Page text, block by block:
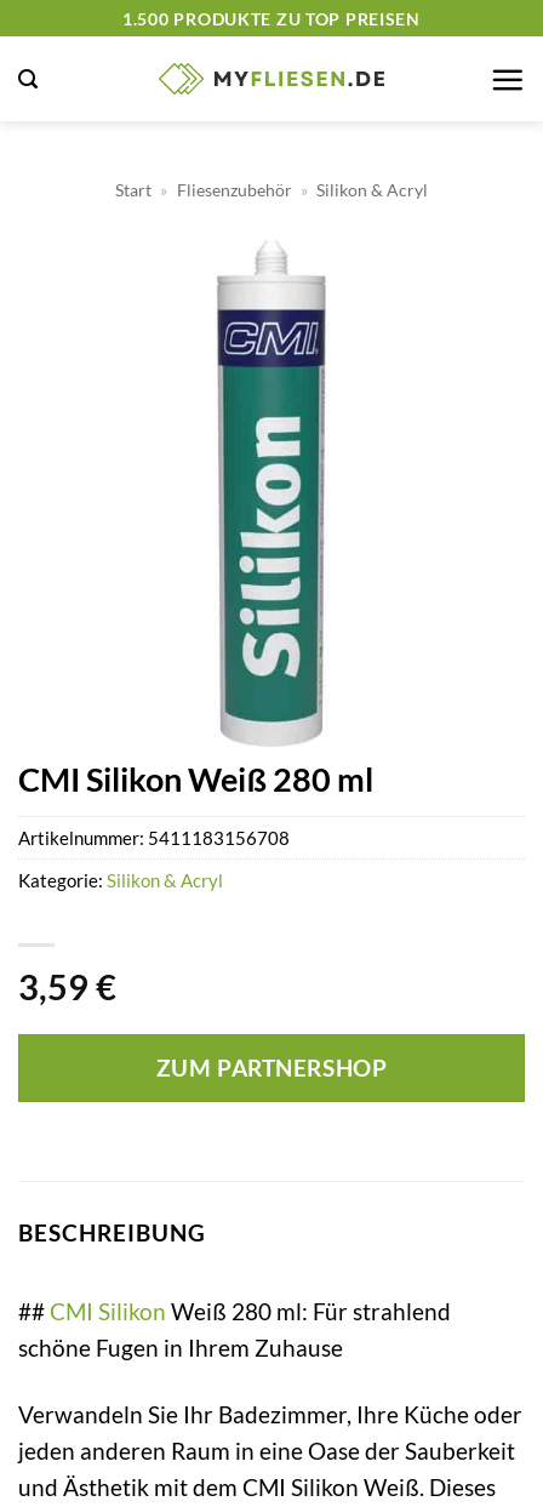
springen
1.500 PRODUKTE ZU TOP PREISEN
Start » Fliesenzubehör » Silikon & Acryl
CMI Silikon Weiß 280 ml
3,59 €
ZUM PARTNERSHOP
Artikelnummer: 5411183156708
Kategorie: Silikon & Acryl
BESCHREIBUNG
## CMI Silikon Weiß 280 ml: Für strahlend
schöne Fugen in Ihrem Zuhause
Verwandeln Sie Ihr Badezimmer, Ihre Küche oder
jeden anderen Raum in eine Oase der Sauberkeit
und Ästhetik mit dem CMI Silikon Weiß. Dieses